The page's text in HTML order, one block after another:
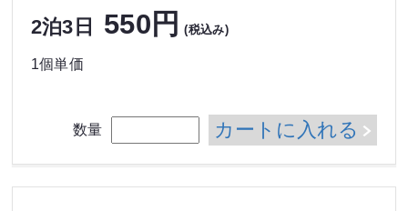
2泊3日 550円 (税込み)
1個単価
数量 カートに入れる